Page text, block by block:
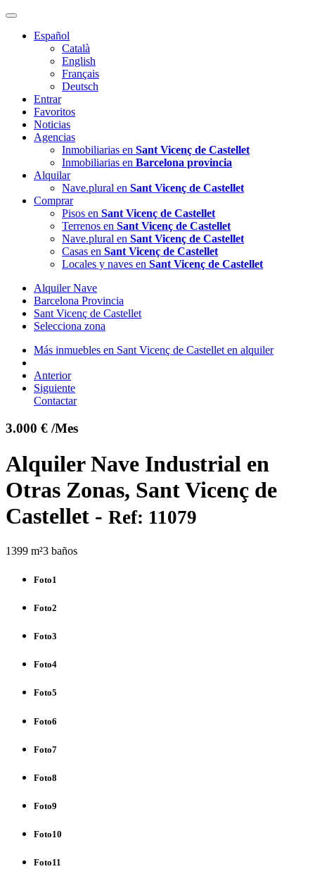
Español
Català
English
Français
Deutsch
Entrar
Favoritos
Noticias
Agencias
Inmobiliarias en Sant Vicenç de Castellet
Inmobiliarias en Barcelona provincia
Alquilar
Nave.plural en Sant Vicenç de Castellet
Comprar
Pisos en Sant Vicenç de Castellet
Terrenos en Sant Vicenç de Castellet
Nave.plural en Sant Vicenç de Castellet
Casas en Sant Vicenç de Castellet
Locales y naves en Sant Vicenç de Castellet
Alquiler Nave
Barcelona Provincia
Sant Vicenç de Castellet
Selecciona zona
Más inmuebles en Sant Vicenç de Castellet en alquiler
Anterior
Siguiente
Contactar
3.000 € /Mes
Alquiler Nave Industrial en
Otras Zonas, Sant Vicenç de
Castellet - Ref: 11079
1399 m²3 baños
Foto1
Foto2
Foto3
Foto4
Foto5
Foto6
Foto7
Foto8
Foto9
Foto10
Foto11